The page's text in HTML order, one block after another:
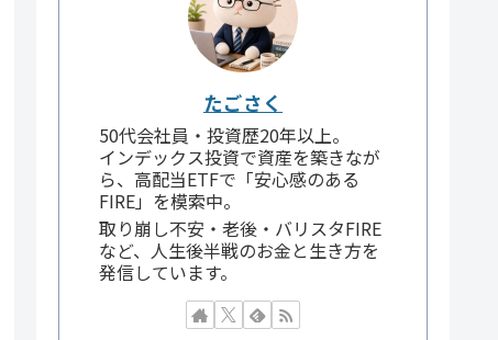
たごさく
50代会社員・投資歴20年以上。
インデックス投資で資産を築きなが
ら、高配当ETFで「安心感のある
FIRE」を模索中。
取り崩し不安・老後・バリスタFIRE
など、人生後半戦のお金と生き方を
発信しています。